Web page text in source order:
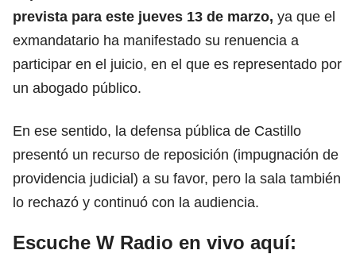
prevista para este jueves 13 de marzo, ya que el
exmandatario ha manifestado su renuencia a
participar en el juicio, en el que es representado por
un abogado público.
En ese sentido, la defensa pública de Castillo
presentó un recurso de reposición (impugnación de
providencia judicial) a su favor, pero la sala también
lo rechazó y continuó con la audiencia.
Escuche W Radio en vivo aquí: